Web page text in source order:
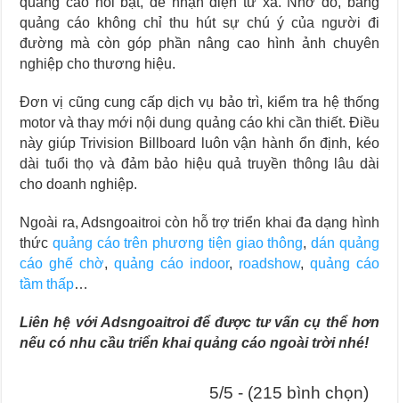
quảng cáo không chỉ thu hút sự chú ý của người đi
đường mà còn góp phần nâng cao hình ảnh chuyên
nghiệp cho thương hiệu.
Đơn vị cũng cung cấp dịch vụ bảo trì, kiểm tra hệ thống
motor và thay mới nội dung quảng cáo khi cần thiết. Điều
này giúp Trivision Billboard luôn vận hành ổn định, kéo
dài tuổi thọ và đảm bảo hiệu quả truyền thông lâu dài
cho doanh nghiệp.
Ngoài ra, Adsngoaitroi còn hỗ trợ triển khai đa dạng hình
thức quảng cáo trên phương tiện giao thông,dán quảng
cáo ghế chờ,quảng cáo indoor, roadshow, quảng cáo
tầm thấp…
Liên hệ với Adsngoaitroi để được tư vấn cụ thể hơn
nếu có nhu cầu triển khai quảng cáo ngoài trời nhé!
5/5 - (215 bình chọn)